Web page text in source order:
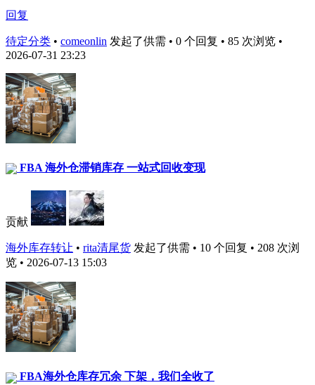
回复
待定分类 • comeonlin 发起了供需 • 0 个回复 • 85 次浏览 •
2026-07-31 23:23
FBA 海外仓滞销库存 一站式回收变现
贡献
海外库存转让 • rita清尾货 发起了供需 • 10 个回复 • 208 次浏
览 • 2026-07-13 15:03
FBA海外仓库存冗余 下架，我们全收了